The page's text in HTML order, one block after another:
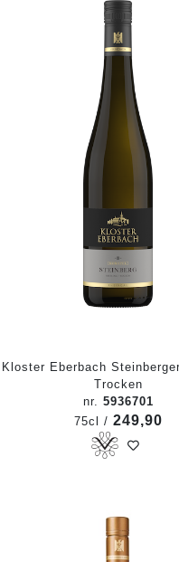
Kloster Eberbach
Trocken
nr. 5936701
75cl / 249,90